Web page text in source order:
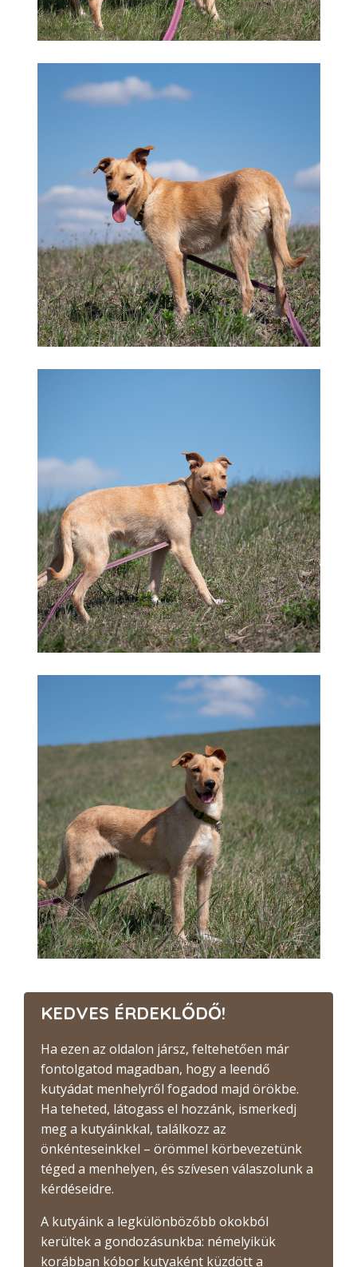
KEDVES ÉRDEKLŐDŐ!
Ha ezen az oldalon jársz, feltehetően már
fontolgatod magadban, hogy a leendő
kutyádat menhelyről fogadod majd örökbe.
Ha teheted, látogass el hozzánk, ismerkedj
meg a kutyáinkkal, találkozz az
önkénteseinkkel – örömmel körbevezetünk
téged a menhelyen, és szívesen válaszolunk a
kérdéseidre.
A kutyáink a legkülönbözőbb okokból
kerültek a gondozásunkba: némelyikük
korábban kóbor kutyaként küzdött a